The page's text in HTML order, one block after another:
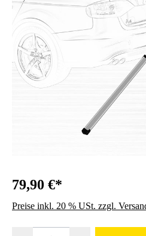
79,90 €*
Preise inkl. 20 % USt. zzgl.